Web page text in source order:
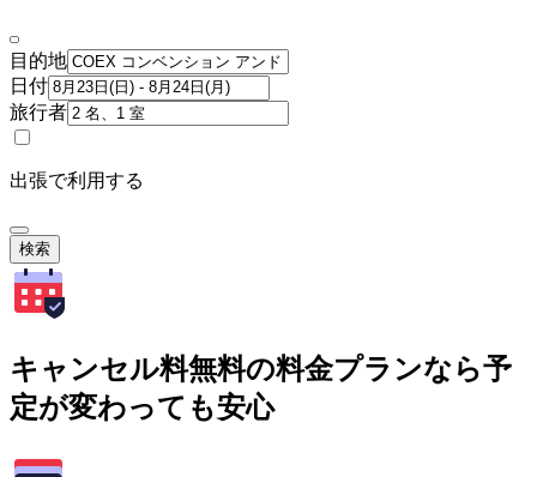
目的地
日付
旅行者
出張で利用する
検索
キャンセル料無料の料金プランなら予
定が変わっても安心